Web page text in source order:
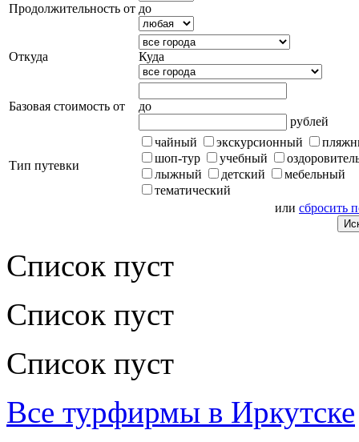
Продолжительность от до
Откуда Куда
Базовая стоимость от
до
рублей
Тип путевки
чайный экскурсионный
шоп-тур
учебный
лыжный
детский
мебельный
тематический
или сбросить
Список пуст
Список пуст
Список пуст
Все турфирмы в Иркутске